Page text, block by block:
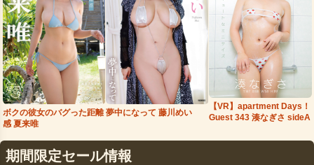
ボクの彼女のバグった距離
感 夏来唯
夢中になって 藤川めい
【VR】apartment Days！
Guest 343 湊なぎさ sideA
期間限定セール情報